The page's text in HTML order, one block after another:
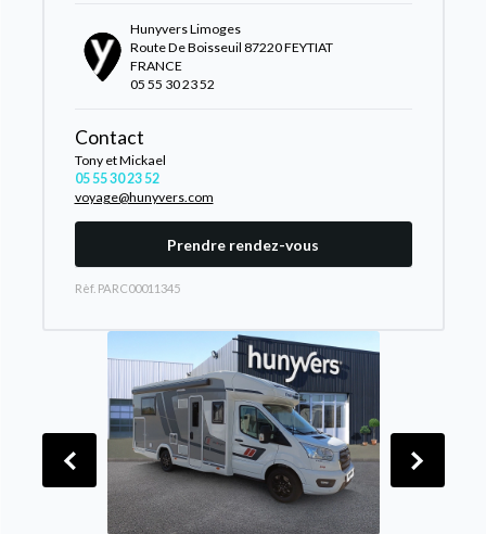
Hunyvers Limoges
Route De Boisseuil 87220 FEYTIAT
FRANCE
05 55 30 23 52
Contact
Tony et Mickael
05 55 30 23 52
voyage@hunyvers.com
Prendre rendez-vous
Rèf. PARC00011345